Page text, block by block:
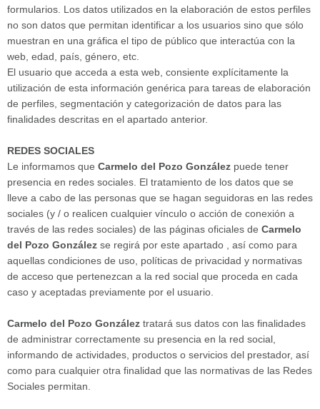
formularios. Los datos utilizados en la elaboración de estos perfiles
no son datos que permitan identificar a los usuarios sino que sólo
muestran en una gráfica el tipo de público que interactúa con la
web, edad, país, género, etc.
El usuario que acceda a esta web, consiente explícitamente la
utilización de esta información genérica para tareas de elaboración
de perfiles, segmentación y categorización de datos para las
finalidades descritas en el apartado anterior.
REDES SOCIALES
Le informamos que Carmelo del Pozo González puede tener
presencia en redes sociales. El tratamiento de los datos que se
lleve a cabo de las personas que se hagan seguidoras en las redes
sociales (y / o realicen cualquier vínculo o acción de conexión a
través de las redes sociales) de las páginas oficiales de Carmelo
del Pozo González se regirá por este apartado , así como para
aquellas condiciones de uso, políticas de privacidad y normativas
de acceso que pertenezcan a la red social que proceda en cada
caso y aceptadas previamente por el usuario.
Carmelo del Pozo González tratará sus datos con las finalidades
de administrar correctamente su presencia en la red social,
informando de actividades, productos o servicios del prestador, así
como para cualquier otra finalidad que las normativas de las Redes
Sociales permitan.